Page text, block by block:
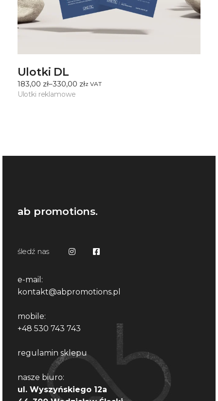
Ulotki DL
183,00 zł–330,00 zł
Zakres
cen:
ㅤz VAT
Ulotki reklamowe
ab promotions.
śledź nas
e-mail:
kontakt@abpromotions.pl
mobile:
+48 530 743 743
regulamin sklepu
nasze biuro:
ul. Wyszyńskiego 12a